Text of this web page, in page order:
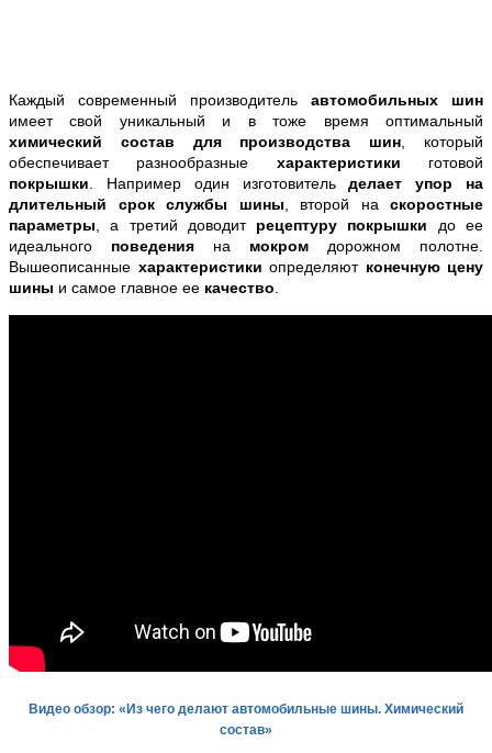
Каждый современный производитель автомобильных шин
имеет свой уникальный и в тоже время оптимальный
химический состав для производства шин , который
обеспечивает разнообразные характеристики готовой
покрышки . Например один изготовительделает упор на
длительный срок службы шины , второй на скоростные
параметры , а третий доводит рецептуру покрышки до ее
идеального поведения на мокром дорожном полотне.
Вышеописанные характеристики определяют конечную цену
шины и самое главное ее качество
Видео обзор: «Из чего делают автомобильные шины. Химический
состав»